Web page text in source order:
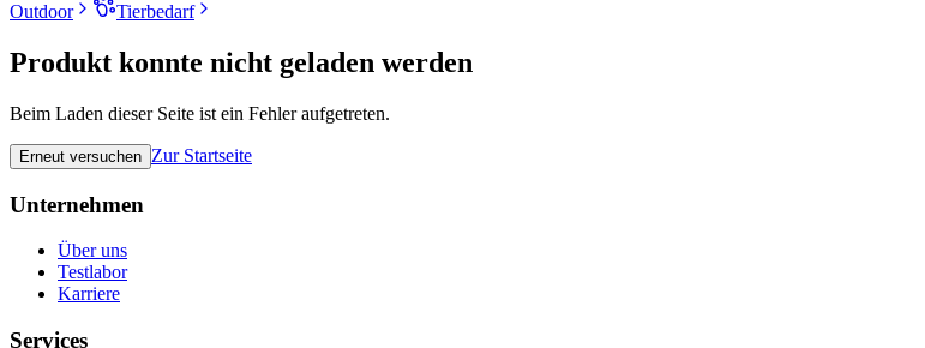
Outdoor
Tierbedarf
Produkt konnte nicht geladen werden
Beim Laden dieser Seite ist ein Fehler aufgetreten.
Erneut versuchen Zur Startseite
Unternehmen
Über uns
Testlabor
Karriere
Services